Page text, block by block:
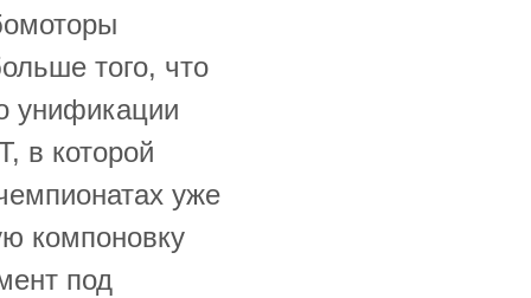
того, что
унификации
в которой
уже
компоновку
под